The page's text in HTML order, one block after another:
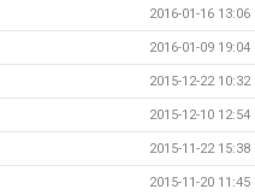
2016-01-16 13:06
2016-01-09 19:04
2015-12-22 10:32
2015-12-10 12:54
2015-11-22 15:38
2015-11-20 11:45